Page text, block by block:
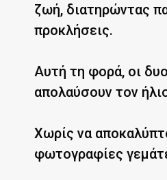
ζωή, διατηρώντας
προκλήσεις.
Αυτή τη φορά, οι
απολαύσουν τον
Χωρίς να
φωτογραφίες